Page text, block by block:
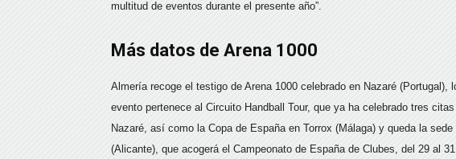
multitud de eventos durante el presente año”.
Más datos de Arena 1000
Almería recoge el testigo de Arena 1000 celebrado en Nazaré
evento pertenece al Circuito Handball Tour, que ya ha celebrado tres
Nazaré, así como la Copa de España en Torrox (Málaga) y queda la
(Alicante), que acogerá el Campeonato de España de Clubes, del 29 al